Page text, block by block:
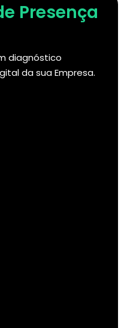
Presença
diagnóstico
da sua Empresa.